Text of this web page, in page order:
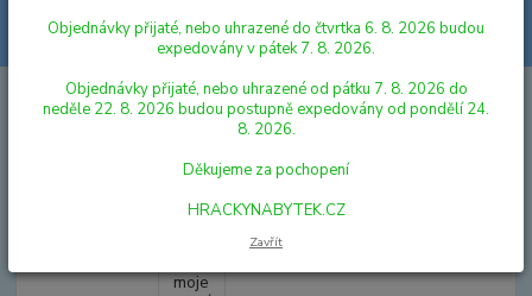
Hledat
HRY A HLAVOLAMY Dino Hra moje první Hra
Dino Hra moje první Hra
Objednávky přijaté, nebo uhrazené do čtvrtka 6. 8. 2026 budou
expedovány v pátek 7. 8. 2026.
Objednávky přijaté, nebo uhrazené od pátku 7. 8. 2026 do
neděle 22. 8. 2026 budou postupně expedovány od pondělí 24.
8. 2026.
Děkujeme za pochopení
HRACKYNABYTEK.CZ
Zavřít